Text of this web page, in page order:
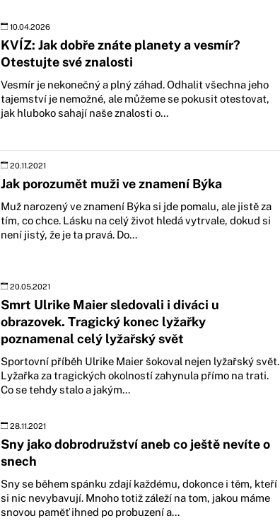
10.04.2026
KVÍZ: Jak dobře znáte planety a vesmír?
Otestujte své znalosti
Vesmír je nekonečný a plný záhad. Odhalit všechna jeho
tajemství je nemožné, ale můžeme se pokusit otestovat,
jak hluboko sahají naše znalosti o...
20.11.2021
Jak porozumět muži ve znamení Býka
Muž narozený ve znamení Býka si jde pomalu, ale jistě za
tím, co chce. Lásku na celý život hledá vytrvale, dokud si
není jistý, že je ta pravá. Do...
20.05.2021
Smrt Ulrike Maier sledovali i diváci u
obrazovek. Tragický konec lyžařky
poznamenal celý lyžařský svět
Sportovní příběh Ulrike Maier šokoval nejen lyžařský svět.
Lyžařka za tragických okolností zahynula přímo na trati.
Co se tehdy stalo a jakým...
28.11.2021
Sny jako dobrodružství aneb co ještě nevíte o
snech
Sny se během spánku zdají každému, dokonce i těm, kteří
si nic nevybavují. Mnoho totiž záleží na tom, jakou máme
snovou paměť ihned po probuzení a...